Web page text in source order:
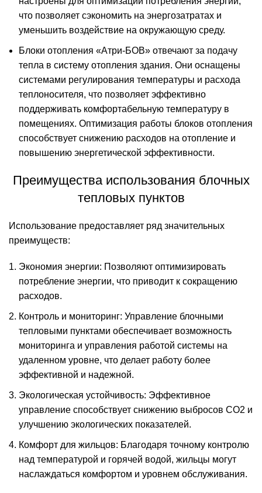
что позволяет сэкономить на энергозатратах и
уменьшить воздействие на окружающую среду.
Блоки отопления «Атри-БОВ» отвечают за подачу
тепла в систему отопления здания. Они оснащены
системами регулирования температуры и расхода
теплоносителя, что позволяет эффективно
поддерживать комфортабельную температуру в
помещениях. Оптимизация работы блоков отопления
способствует снижению расходов на отопление и
повышению энергетической эффективности.
Преимущества использования блочных
тепловых пунктов
Использование предоставляет ряд значительных
преимуществ:
Экономия энергии: Позволяют оптимизировать
потребление энергии, что приводит к сокращению
расходов.
Контроль и мониторинг: Управление блочными
тепловыми пунктами обеспечивает возможность
мониторинга и управления работой системы на
удаленном уровне, что делает работу более
эффективной и надежной.
Экологическая устойчивость: Эффективное
управление способствует снижению выбросов CO2 и
улучшению экологических показателей.
Комфорт для жильцов: Благодаря точному контролю
над температурой и горячей водой, жильцы могут
наслаждаться комфортом и уровнем обслуживания.